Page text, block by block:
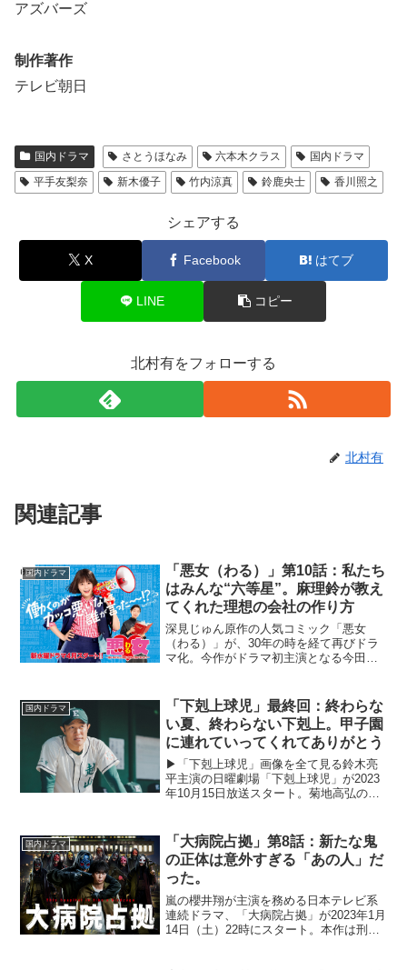
アズバーズ
制作著作
テレビ朝日
国内ドラマ さとうほなみ 六本木クラス
国内ドラマ
平手友梨奈
新木優子 竹内涼真 鈴鹿央士 香川照之
シェアする
X Facebook はてブ
LINE コピー
北村有をフォローする
北村有
関連記事
国内ドラマ
「悪女（わる）」第10話：私たち
はみんな“六等星”。麻理鈴が教え
てくれた理想の会社の作り方
深見じゅん原作の人気コミック「悪女
（わる）」が、30年の時を経て再びドラ
マ化。今作がドラマ初主演となる今田美
員・田中麻理鈴を演じる。共演に江口の
りこほか。本記事では、第1...
国内ドラマ
「下剋上球児」最終回：終わらな
い夏、終わらない下剋上。甲子園
に連れていってくれてありがとう
▶︎「下剋上球児」画像を全て見る鈴木亮
平主演の日曜劇場「下剋上球児」が2023
年10月15日放送スタート。菊地高弘の
子演出のタッグが帰ってくる。弱小高校
野球部を舞台に繰り...
国内ドラマ
「大病院占拠」第8話：新たな鬼
の正体は意外すぎる「あの人」だ
った。
嵐の櫻井翔が主演を務める日本テレビ系
連続ドラマ、「大病院占拠」が2023年1月
14日（土）22時にスタート。本作は刑事